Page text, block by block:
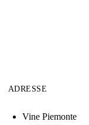
ADRESSE
Vine Piemonte